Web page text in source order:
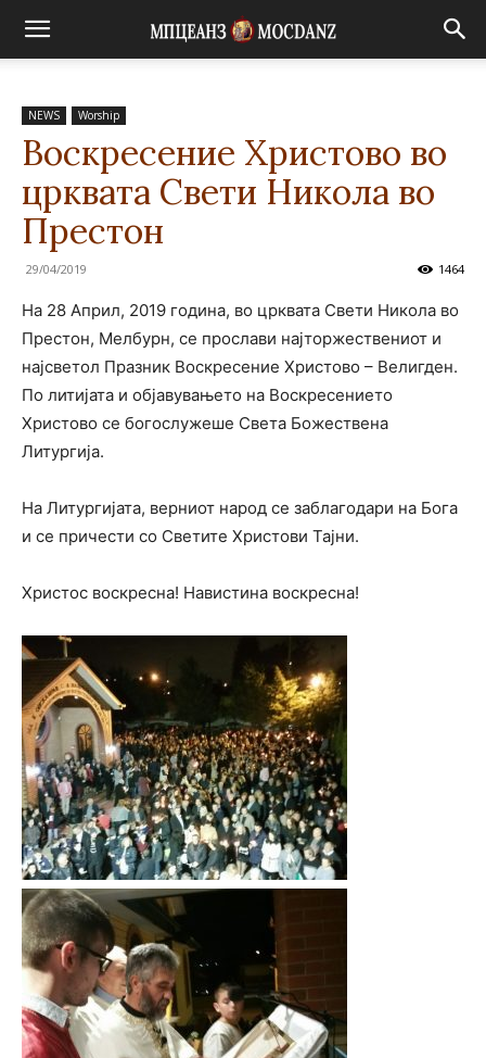
NEWS Worship
Воскресение Христово во
црквата Свети Никола во
Престон
29/04/2019 1464
На 28 Април, 2019 година, во црквата Свети Никола во
Престон, Мелбурн, се прослави најторжествениот и
најсветол Празник Воскресение Христово – Велигден.
По литијата и објавувањето на Воскресението
Христово се богослужеше Света Божествена
Литургија.
На Литургијата, верниот народ се заблагодари на Бога
и се причести со Светите Христови Тајни.
Христос воскресна! Навистина воскресна!